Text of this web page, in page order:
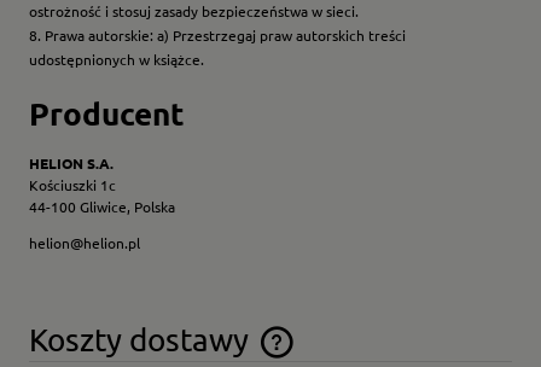
ostrożność i stosuj zasady bezpieczeństwa w sieci.
8. Prawa autorskie: a) Przestrzegaj praw autorskich treści
udostępnionych w książce.
Producent
HELION S.A.
Kościuszki 1c
44-100 Gliwice, Polska
helion@helion.pl
Koszty dostawy
Cena nie zawiera ewentualnych kosztów płatności